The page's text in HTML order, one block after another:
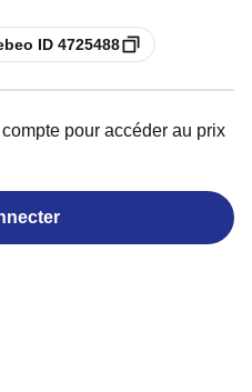
ID 4725488
pour accéder au prix